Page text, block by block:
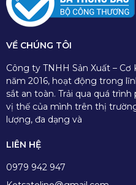
VỀ CHÚNG TÔI
Công ty TNHH Sản Xuất –
năm 2016, hoạt động trong
sắt an toàn. Trải qua quá
vị thế của mình trên thị
lượng, đa dạng và
LIÊN HỆ
0979 942 947